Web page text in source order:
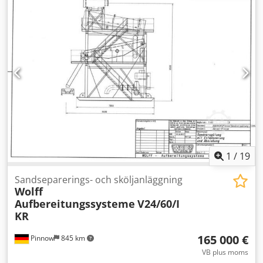
1 / 19
Pinnow 845 km
Sandseparerings- och sköljanläggning
Wolff
Aufbereitungssysteme V24/60/I
KR
165 000 €
VB plus moms